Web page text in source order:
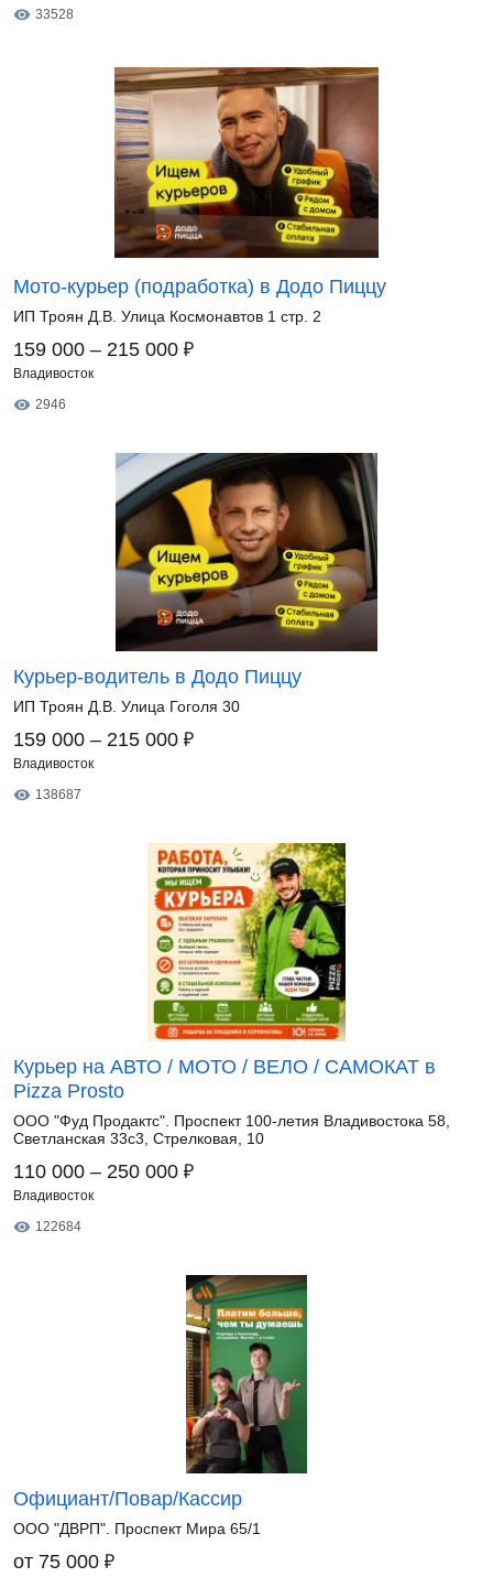
33528
Мото-курьер (подработка) в Додо Пиццу
ИП Троян Д.В. Улица Космонавтов 1 стр. 2
159 000 – 215 000 ₽
Владивосток
2946
Курьер-водитель в Додо Пиццу
ИП Троян Д.В. Улица Гоголя 30
159 000 – 215 000 ₽
Владивосток
138687
Курьер на АВТО / МОТО / ВЕЛО / САМОКАТ в
Pizza Prosto
ООО "Фуд Продактс". Проспект 100-летия Владивостока 58,
Светланская 33с3, Стрелковая, 10
110 000 – 250 000 ₽
Владивосток
122684
Официант/Повар/Кассир
ООО "ДВРП". Проспект Мира 65/1
от 75 000 ₽